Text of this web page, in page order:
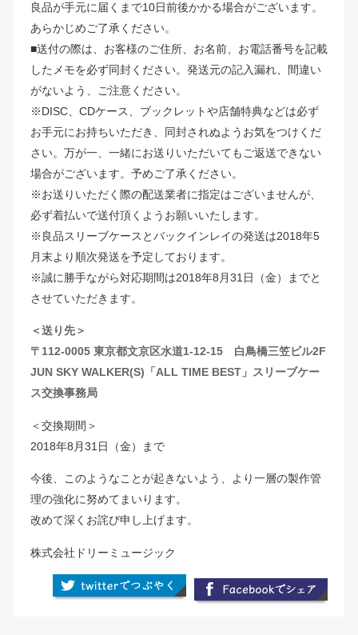
良品が手元に届くまで10日前後かかる場合がございます。
あらかじめご了承ください。
■送付の際は、お客様のご住所、お名前、お電話番号を記載
したメモを必ず同封ください。発送元の記入漏れ、間違い
がないよう、ご注意ください。
※DISC、CDケース、ブックレットや店舗特典などは必ず
お手元にお持ちいただき、同封されぬようお気をつけくだ
さい。万が一、一緒にお送りいただいてもご返送できない
場合がございます。予めご了承ください。
※お送りいただく際の配送業者に指定はございませんが、
必ず着払いで送付頂くようお願いいたします。
※良品スリーブケースとバックインレイの発送は2018年5
月末より順次発送を予定しております。
※誠に勝手ながら対応期間は2018年8月31日（金）までと
させていただきます。
＜送り先＞
〒112-0005 東京都文京区水道1-12-15 白鳥橋三笠ビル2F
JUN SKY WALKER(S)「ALL TIME BEST」スリーブケー
ス交換事務局
＜交換期間＞
2018年8月31日（金）まで
今後、このようなことが起きないよう、より一層の製作管
理の強化に努めてまいります。
改めて深くお詫び申し上げます。
株式会社ドリーミュージック